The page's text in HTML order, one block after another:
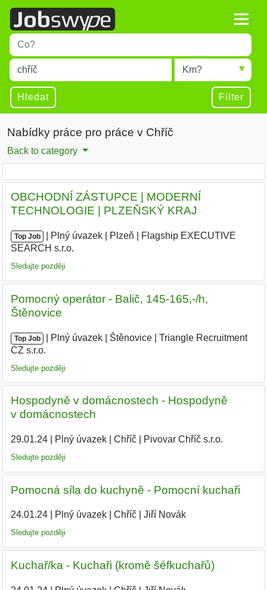
Title
Type 1 or more characters for results.
Místo
Type 1 or more characters for results.
Radius
Hledat Filter
Nabídky práce pro práce v Chříč
Back to category
OBCHODNÍ ZÁSTUPCE | MODERNÍ
TECHNOLOGIE | PLZEŇSKÝ KRAJ
Top Job Plný úvazek Plzeň
Flagship EXECUTIVE
SEARCH s.r.o.
Sledujte později
Pomocný operátor - Balič, 145-165,-/h,
Štěnovice
Top Job Plný úvazek Štěnovice
Triangle Recruitment
CZ s.r.o.
Sledujte později
Hospodyně v domácnostech - Hospodyně
v domácnostech
29.01.24| Plný úvazek| Chříč| Pivovar Chříč s.r.o.
Sledujte později
Pomocná síla do kuchyně - Pomocní kuchaři
24.01.24| Plný úvazek| Chříč| Jiří Novák|
Sledujte později
Kuchař/ka - Kuchaři (kromě šéfkuchařů)